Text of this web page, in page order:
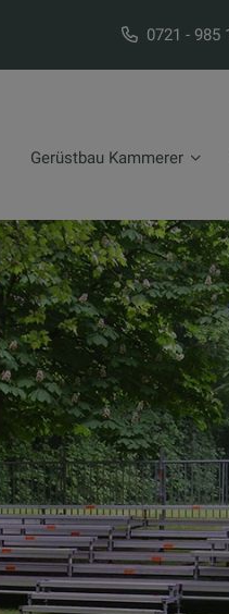
0721 - 985
Gerüstbau Kammerer